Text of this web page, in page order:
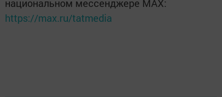
национальном мессенджере MАХ:
https://max.ru/tatmedia